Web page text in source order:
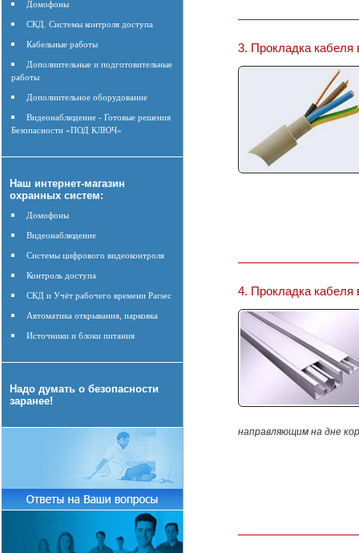
Домофоны
СКД. Системы контроля доступа
Кабельные работы
Дополнительные и подготовительные
работы
Дополнительное оборудование
Видеонаблюдение - Готовые решения
Безопасности «ПОД КЛЮЧ»
Наш интернет-магазин
охранных систем:
Домофоны
Видеонаблюдение
Системы цифрового видеоконтроля
Контроль доступа
СКД и Учёт рабочего времени Parsec
Автоматика открывания, парковка
Источники и блоки питания
Надо думать о безопасности
заранее!
3. Прокладка
4. Прокладка кабеля
направляющим на дне